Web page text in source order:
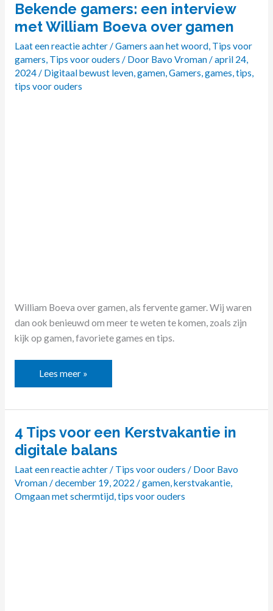
Bekende gamers: een interview
met William Boeva over gamen
Laat een reactie achter/Gamers aan het woord, Tips voor
gamers, Tips voor ouders / Door Bavo Vroman/april 24,
2024/ Digitaal bewust leven,gamen,Gamers,games,tips,
tips voor ouders
William Boeva over gamen, als fervente gamer. Wij waren
dan ook benieuwd om meer te weten te komen, zoals zijn
kijk op gamen, favoriete games en tips.
Bekende
gamers:
met
William
Lees meer »
4 Tips voor een Kerstvakantie in
digitale balans
Laat een reactie achter/ Tips voor ouders / Door Bavo
Vroman/december 19, 2022 /gamen,kerstvakantie,
Omgaan met schermtijd,tips voor ouders
4
Tips
een
Kerstvakantie